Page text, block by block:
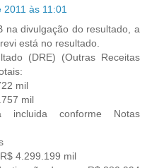
às 11:01
na divulgação do resultado, a
está no resultado.
(DRE) (Outras Receitas
mil
mil
incluida conforme Notas
4.299.199 mil